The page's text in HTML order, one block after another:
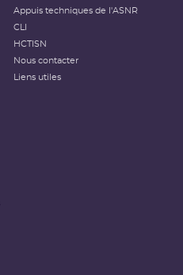
Appuis techniques de l'ASNR
CLI
HCTISN
Nous contacter
Liens utiles